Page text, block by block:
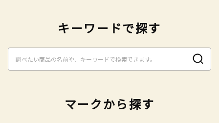
キーワードで探す
マークから探す